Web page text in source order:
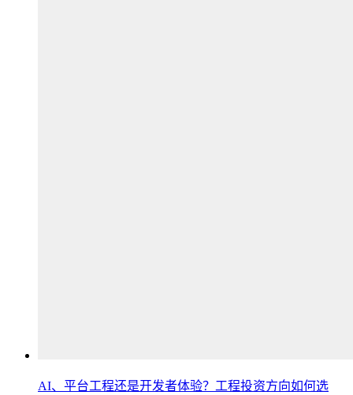
AI、平台工程还是开发者体验？工程投资方向如何选